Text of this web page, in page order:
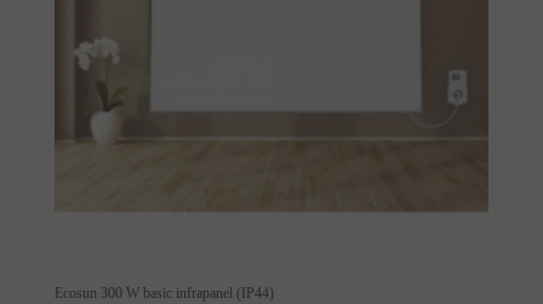
Ecosun 300 W basic infrapanel (IP44)